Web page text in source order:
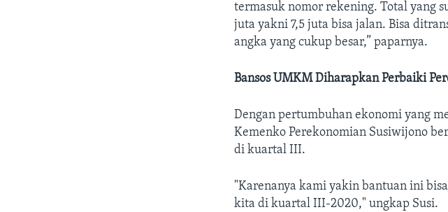
termasuk nomor rekening. Total yang
juta yakni 7,5 juta bisa jalan. Bisa
angka yang cukup besar,” paparnya.
Bansos UMKM Diharapkan Perbaiki
Dengan pertumbuhan ekonomi yang
Kemenko Perekonomian Susiwijono
di kuartal III.
"Karenanya kami yakin bantuan ini
kita di kuartal III-2020," ungkap Susi.